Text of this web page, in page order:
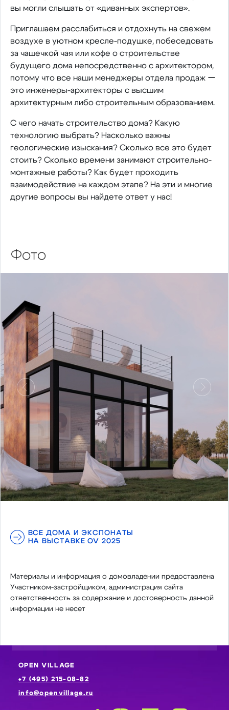
вы могли слышать от «диванных экспертов».
Приглашаем расслабиться и отдохнуть на свежем
воздухе в уютном кресле-подушке, побеседовать
за чашечкой чая или кофе о строительстве
будущего дома непосредственно с архитектором,
потому что все наши менеджеры отдела продаж ー
это инженеры-архитекторы с высшим
архитектурным либо строительным образованием.
С чего начать строительство дома? Какую
технологию выбрать? Насколько важны
геологические изыскания? Сколько все это будет
стоить? Сколько времени занимают строительно-
монтажные работы? Как будет проходить
взаимодействие на каждом этапе? На эти и многие
другие вопросы вы найдете ответ у нас!
Фото
Предыдущий
ВСЕ ДОМА И ЭКСПОНАТЫ
НА ВЫСТАВКЕ OV 2025
Материалы и информация о домовладении предоставлена
Участником-застройщиком, администрация сайта
ответственность за содержание и достоверность данной
информации не несет
OPEN VILLAGE
+7 (495) 215-08-82
info@openvillage.ru